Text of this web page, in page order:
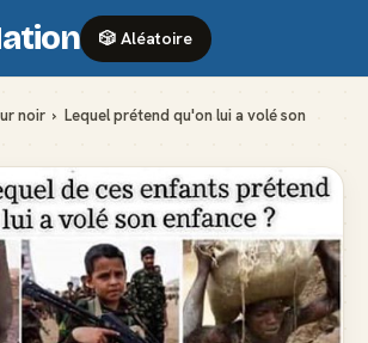
🎲 Aléatoire
noir › Lequel prétend qu'on lui a volé son